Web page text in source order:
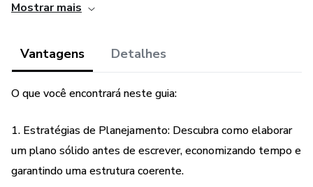
ENEM. Este guia não apenas ensina as técnicas essenciais
dicas exclusivas para garantir que você alcance a tão
almejada nota 1000.
O que você encontrará neste guia:
1. Estratégias de Planejamento: Descubra como elaborar
um plano sólido antes de escrever, economizando tempo e
garantindo uma estrutura coerente.
Mostrar mais
Vantagens Detalhes
O que você encontrará neste guia:
1. Estratégias de Planejamento: Descubra como elaborar
um plano sólido antes de escrever, economizando tempo e
garantindo uma estrutura coerente.